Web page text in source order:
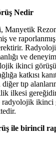
Nedir
Manyetik
ve
ve
ikinci
katkısı
tıp
ilkesi
ikinci
ile birincil